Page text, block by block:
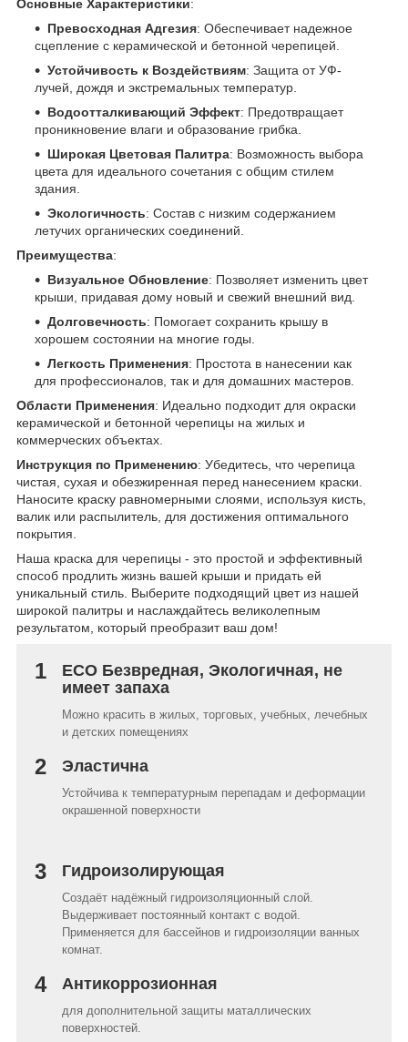
Основные Характеристики:
Превосходная Адгезия: Обеспечивает надежное
сцепление с керамической и бетонной черепицей.
Устойчивость к Воздействиям: Защита от УФ-
лучей, дождя и экстремальных температур.
Водоотталкивающий Эффект: Предотвращает
проникновение влаги и образование грибка.
Широкая Цветовая Палитра: Возможность выбора
цвета для идеального сочетания с общим стилем
здания.
Экологичность: Состав с низким содержанием
летучих органических соединений.
Преимущества:
Визуальное Обновление: Позволяет изменить цвет
крыши, придавая дому новый и свежий внешний вид.
Долговечность: Помогает сохранить крышу в
хорошем состоянии на многие годы.
Легкость Применения: Простота в нанесении как
для профессионалов, так и для домашних мастеров.
Области Применения: Идеально подходит для окраски
керамической и бетонной черепицы на жилых и
коммерческих объектах.
Инструкция по Применению: Убедитесь, что черепица
чистая, сухая и обезжиренная перед нанесением краски.
Наносите краску равномерными слоями, используя кисть,
валик или распылитель, для достижения оптимального
покрытия.
Наша краска для черепицы - это простой и эффективный
способ продлить жизнь вашей крыши и придать ей
уникальный стиль. Выберите подходящий цвет из нашей
широкой палитры и наслаждайтесь великолепным
результатом, который преобразит ваш дом!
1
ECO Безвредная, Экологичная, не
имеет запаха
Можно красить в жилых, торговых, учебных, лечебных
и детских помещениях
2 Эластична
Устойчива к температурным перепадам и деформации
окрашенной поверхности
3 Гидроизолирующая
Создаёт надёжный гидроизоляционный слой.
Выдерживает постоянный контакт с водой.
Применяется для бассейнов и гидроизоляции ванных
комнат.
4 Антикоррозионная
для дополнительной защиты маталлических
поверхностей.